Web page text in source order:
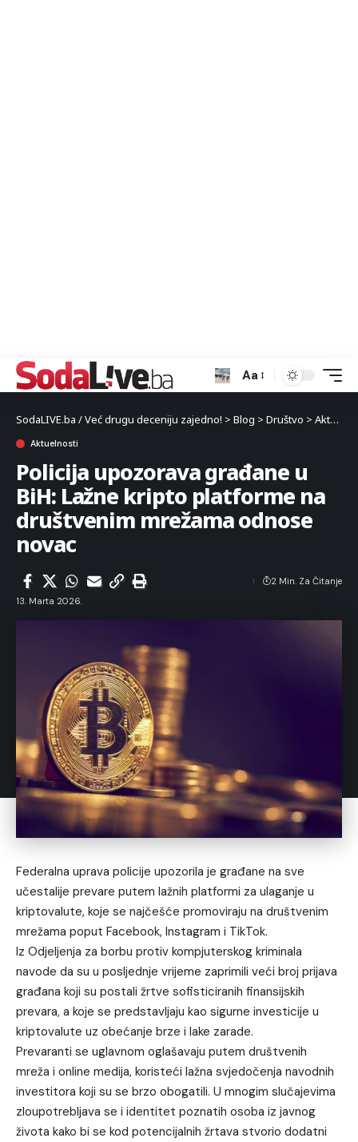
Aa
SodaLIVE.ba / Već drugu deceniju zajedno! > Blog > Društvo > Aktuelnosti
Aktuelnosti
Policija upozorava građane u
BiH: Lažne kripto platforme na
društvenim mrežama odnose
novac
13. Marta 2026.
2 Min. Za Čitanje
Federalna uprava policije upozorila je građane na sve
učestalije prevare putem lažnih platformi za ulaganje u
kriptovalute, koje se najčešće promoviraju na društvenim
mrežama poput Facebook, Instagram i TikTok.
Iz Odjeljenja za borbu protiv kompjuterskog kriminala
navode da su u posljednje vrijeme zaprimili veći broj prijava
građana koji su postali žrtve sofisticiranih finansijskih
prevara, a koje se predstavljaju kao sigurne investicije u
kriptovalute uz obećanje brze i lake zarade.
Prevaranti se uglavnom oglašavaju putem društvenih
mreža i online medija, koristeći lažna svjedočenja navodnih
investitora koji su se brzo obogatili. U mnogim slučajevima
zloupotrebljava se i identitet poznatih osoba iz javnog
života kako bi se kod potencijalnih žrtava stvorio dodatni